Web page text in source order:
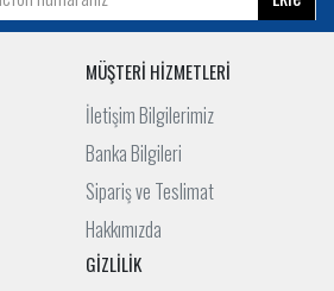
MÜŞTERİ HİZMETLERİ
İletişim Bilgilerimiz
Banka Bilgileri
Sipariş ve Teslimat
Hakkımızda
GİZLİLİK